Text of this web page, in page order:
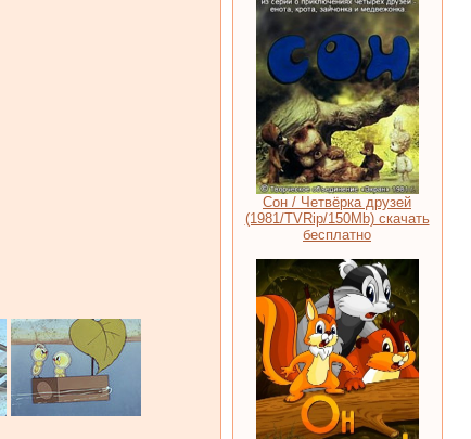
Сон / Четвёрка друзей
(1981/TVRip/150Mb) скачать
бесплатно